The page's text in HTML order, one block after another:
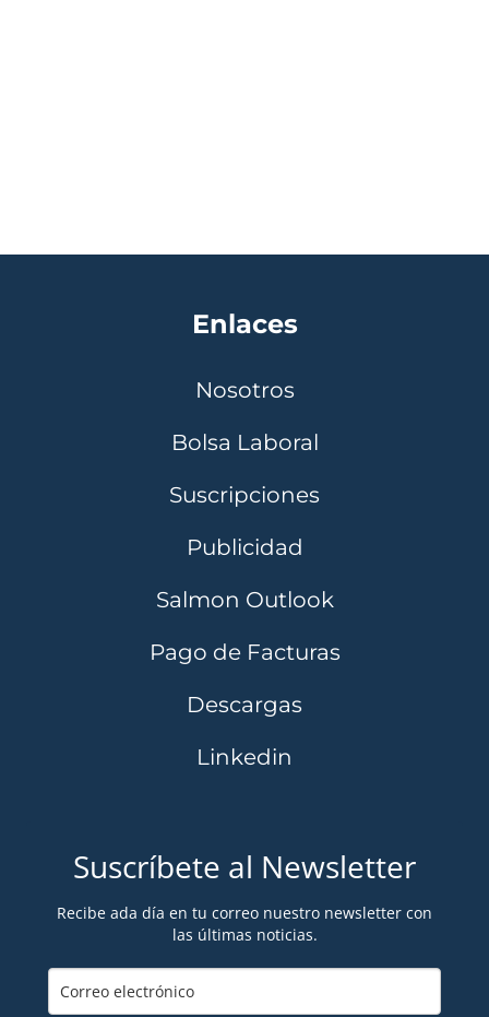
Enlaces
Nosotros
Bolsa Laboral
Suscripciones
Publicidad
Salmon Outlook
Pago de Facturas
Descargas
Linkedin
Suscríbete al Newsletter
Recibe ada día en tu correo nuestro newsletter con
las últimas noticias.